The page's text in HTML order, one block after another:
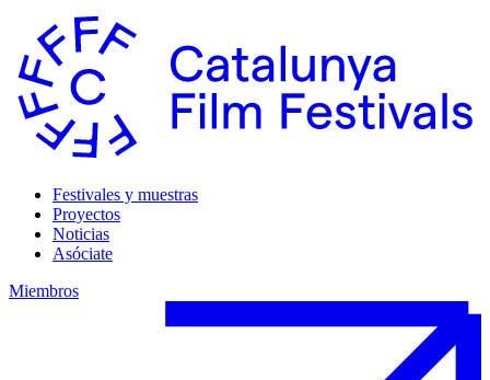
Festivales y muestras
Proyectos
Noticias
Asóciate
Miembros